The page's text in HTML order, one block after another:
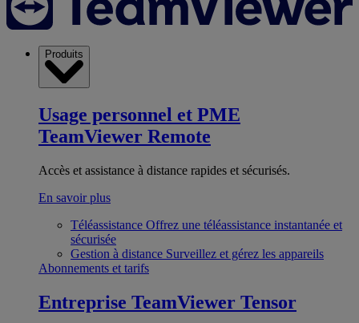
Produits
Usage personnel et PME
TeamViewer Remote
Accès et assistance à distance rapides et sécurisés.
En savoir plus
Téléassistance Offrez une téléassistance instantanée et
sécurisée
Gestion à distance Surveillez et gérez les appareils
Abonnements et tarifs
Entreprise TeamViewer Tensor